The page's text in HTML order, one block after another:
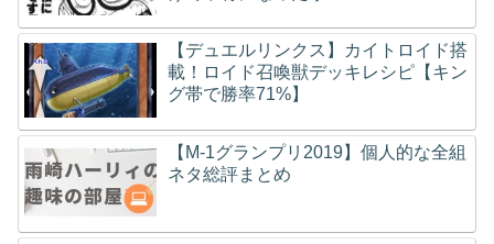
【デュエルリンクス】カイトロイド搭
載！ロイド召喚獣デッキレシピ【キン
グ帯で勝率71%】
【M-1グランプリ2019】個人的な全組
ネタ総評まとめ